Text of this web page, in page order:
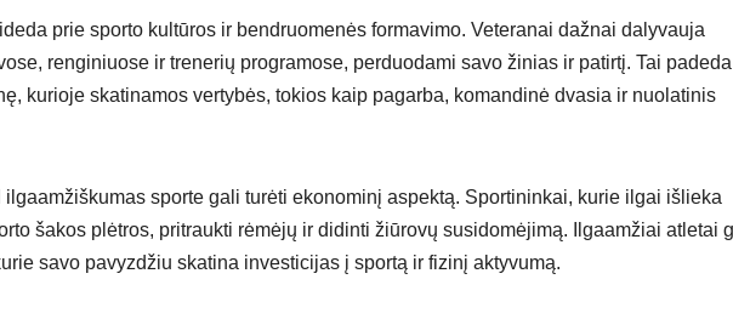
prie sporto kultūros ir bendruomenės formavimo. Veteranai dažnai dalyvauja
renginiuose ir trenerių programose, perduodami savo žinias ir patirtį. Tai
kurioje skatinamos vertybės, tokios kaip pagarba, komandinė dvasia ir nuolatinis
ilgaamžiškumas sporte gali turėti ekonominį aspektą. Sportininkai, kurie ilgai išlieka
šakos plėtros, pritraukti rėmėjų ir didinti žiūrovų susidomėjimą. Ilgaamžiai atletai
savo pavyzdžiu skatina investicijas į sportą ir fizinį aktyvumą.